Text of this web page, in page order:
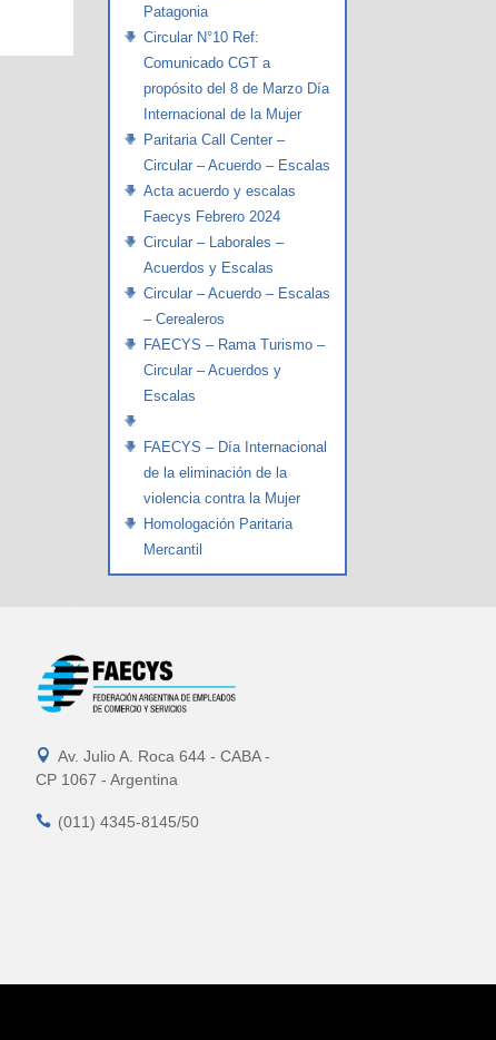
Patagonia
Circular N°10 Ref:
Comunicado CGT a
propósito del 8 de Marzo Día
Internacional de la Mujer
Paritaria Call Center –
Circular – Acuerdo – Escalas
Acta acuerdo y escalas
Faecys Febrero 2024
Circular – Laborales –
Acuerdos y Escalas
Circular – Acuerdo – Escalas
– Cerealeros
FAECYS – Rama Turismo –
Circular – Acuerdos y
Escalas
FAECYS – Día Internacional
de la eliminación de la
violencia contra la Mujer
Homologación Paritaria
Mercantil
 Av. Julio A. Roca 644 - CABA -
CP 1067 - Argentina
 (011) 4345-8145/50